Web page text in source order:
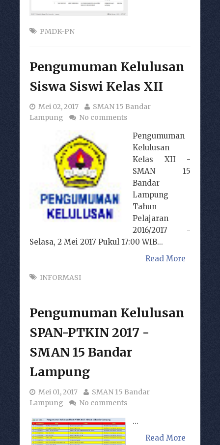
PMDK-PN
Pengumuman Kelulusan
Siswa Siswi Kelas XII
Mei 02, 2017
SMAN 15 Bandar
Lampung
No comments
Pengumuman
Kelulusan
Kelas XII -
SMAN 15
Bandar
Lampung
Tahun
Pelajaran
2016/2017 -
Selasa, 2 Mei 2017 Pukul 17:00 WIB...
Read More
INFORMASI
Pengumuman Kelulusan
SPAN-PTKIN 2017 -
SMAN 15 Bandar
Lampung
Mei 01, 2017
SMAN 15 Bandar
Lampung
No comments
...
Read More